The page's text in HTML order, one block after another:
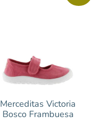
Merceditas Victoria
Bosco Frambuesa